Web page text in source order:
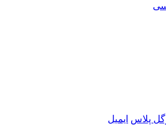
پلاس ایمیل